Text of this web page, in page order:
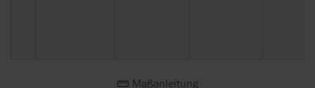
Maßanleitung